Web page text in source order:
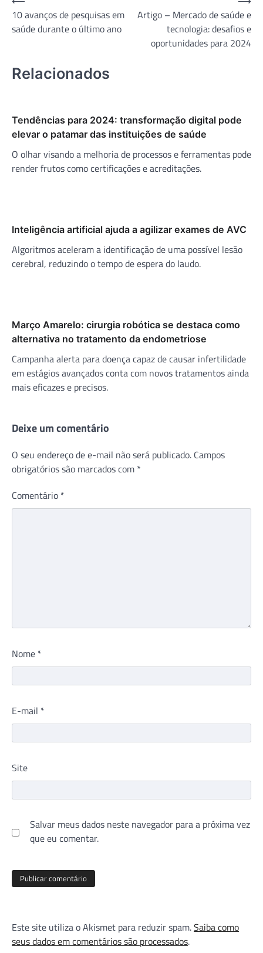
de
Post
10 avanços de pesquisas em
saúde durante o último ano
Artigo – Mercado de saúde e
tecnologia: desafios e
oportunidades para 2024
Relacionados
Tendências para 2024: transformação digital pode
elevar o patamar das instituições de saúde
O olhar visando a melhoria de processos e ferramentas pode
render frutos como certificações e acreditações.
Inteligência artificial ajuda a agilizar exames de AVC
Algoritmos aceleram a identificação de uma possível lesão
cerebral, reduzindo o tempo de espera do laudo.
Março Amarelo: cirurgia robótica se destaca como
alternativa no tratamento da endometriose
Campanha alerta para doença capaz de causar infertilidade
em estágios avançados conta com novos tratamentos ainda
mais eficazes e precisos.
Deixe um comentário
O seu endereço de e-mail não será publicado. Campos
obrigatórios são marcados com *
Comentário *
Nome *
E-mail *
Site
Salvar meus dados neste navegador para a próxima vez
que eu comentar.
Este site utiliza o Akismet para reduzir spam.Saiba como
seus dados em comentários são processados.